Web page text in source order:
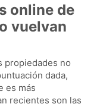
online de
vuelvan
propiedades no
dada,
es más
recientes son las